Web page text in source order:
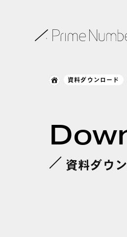
資料ダウンロード
資料ダウ